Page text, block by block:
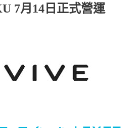
7月14日正式營運